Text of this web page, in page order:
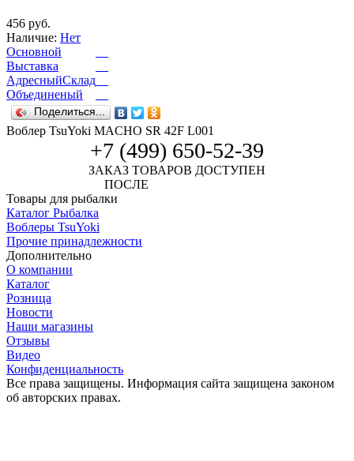
456 руб.
Наличие: Нет
Основной
Выставка
АдресныйСклад
Объединеный
Поделиться...
Воблер TsuYoki MACHO SR 42F L001
+7 (499) 650-52-39
ЗАКАЗ ТОВАРОВ ДОСТУПЕН
ПОСЛЕ
Товары для рыбалки
Каталог Рыбалка
Воблеры TsuYoki
Прочие принадлежности
Дополнительно
О компании
Каталог
Розница
Новости
Наши магазины
Отзывы
Видео
Конфиденциальность
Все права защищены. Информация сайта защищена законом
об авторских правах.